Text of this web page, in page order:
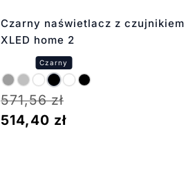
Czarny naświetlacz z czujnikiem
XLED home 2
571,56zł
514,40 zł